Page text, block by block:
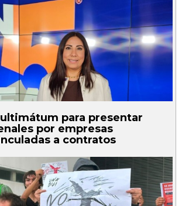
para presentar
por empresas
a contratos